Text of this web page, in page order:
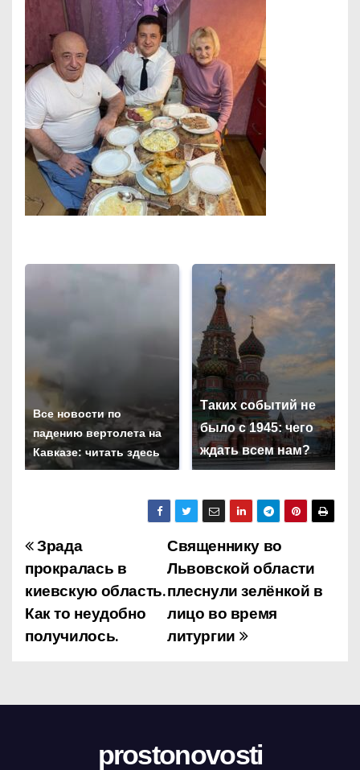
Все новости по
падению вертолета на
Кавказе: читать здесь
Таких событий не
было с 1945: чего
ждать всем нам?
Н
а
в
Священнику во
Львовской области
плеснули зелёнкой в
лицо во время
литургии
Зрада
прокралась в
киевскую область.
Как то неудобно
получилось.
prostonovosti